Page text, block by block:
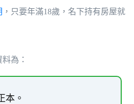
，只要年滿18歲，名下持有房屋就
為：
本。